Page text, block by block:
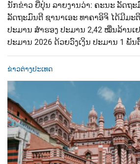
ນັກຂ່າວ ຍີ່ປຸ່ນ ລາຍງານວ່າ: ຄະນະ ລັດຖະ
ລັດຖະມົນຕີ ຊານາເອະ ທາຄາອິຈິ ໄດ້ມີມະ
ປະມານ ສຳຮອງ ປະມານ 2,42 ໝື່ນລ້ານເ
ປະມານ 2026 ດ້ວຍວົງເງິນ ປະມານ 1 ພັນ
ຂ່າວຕ່າງປະເທດ